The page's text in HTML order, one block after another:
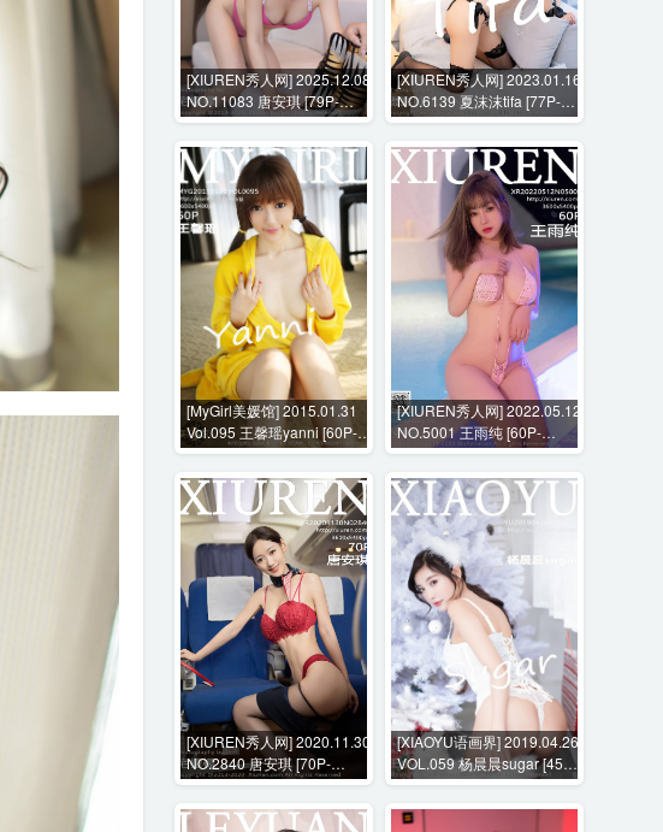
[XIUREN秀人网] 2025.12.08
NO.11083 唐安琪 [79P-
996MB]
[XIUREN秀人网] 2023.01.16
NO.6139 夏沫沫tifa [77P-
711MB]
[MyGirl美媛馆] 2015.01.31
Vol.095 王馨瑶yanni [60P-
268MB]
[XIUREN秀人网] 2022.05.12
NO.5001 王雨纯 [60P-
524MB]
[XIUREN秀人网] 2020.11.30
NO.2840 唐安琪 [70P-
663MB]
[XIAOYU语画界] 2019.04.26
VOL.059 杨晨晨sugar [45P-
198MB]